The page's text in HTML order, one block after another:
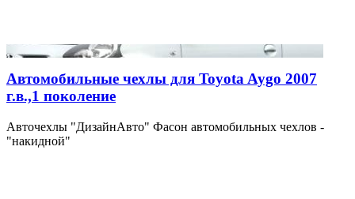
Автомобильные чехлы для Toyota Aygo 2007
г.в.,1 поколение
Авточехлы "ДизайнАвто" Фасон автомобильных чехлов -
"накидной"